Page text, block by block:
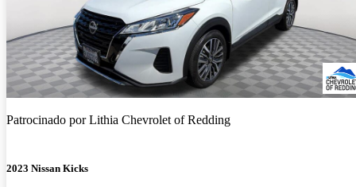
Patrocinado porLithia Chevrolet of Redding
2023 Nissan Kicks